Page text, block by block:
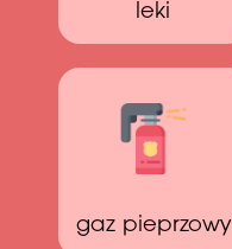
leki
gaz pieprzowy